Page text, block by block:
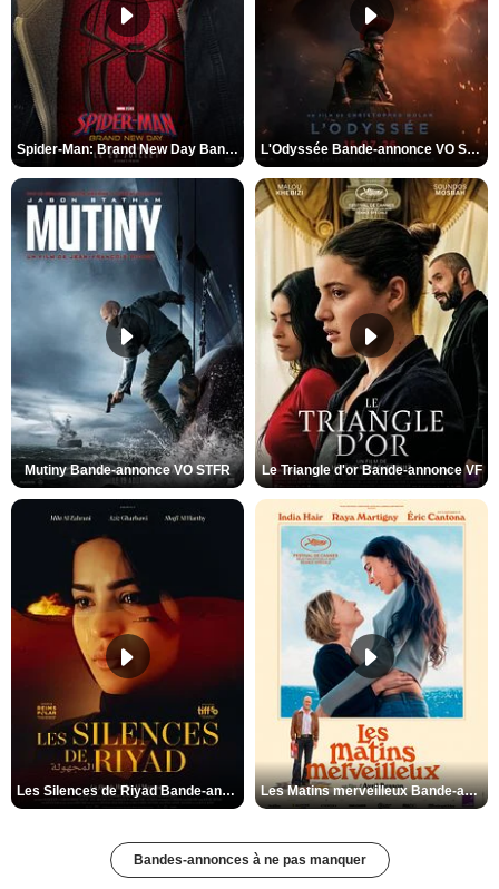
Spider-Man: Brand New Day Bande-annonce VO STFR L'Odyssée Bande-annonce VO STFR
Mutiny Bande-annonce VO STFR Le Triangle d'or Bande-annonce VF
Les Silences de Riyad Bande-annonce VO STFR Les Matins merveilleux Bande-annonce VF
Bandes-annonces à ne pas manquer